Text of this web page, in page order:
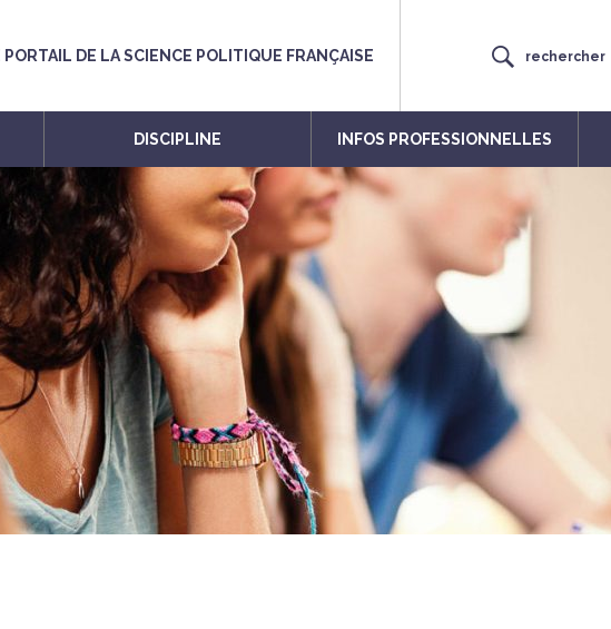
PORTAIL DE LA SCIENCE POLITIQUE FRANÇAISE rechercher
DISCIPLINE INFOS PROFESSIONNELLES